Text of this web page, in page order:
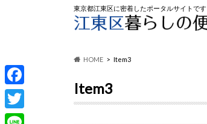
東京都江東区に密着したポータルサイトです
HOME Item3
Item3
F
a
T